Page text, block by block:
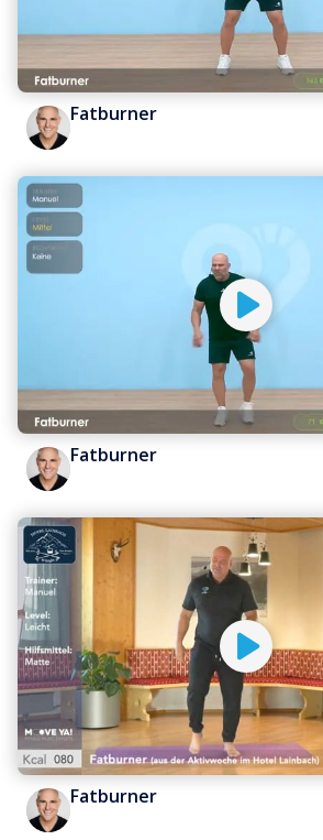
Fatburner
Fatburner
Fatburner